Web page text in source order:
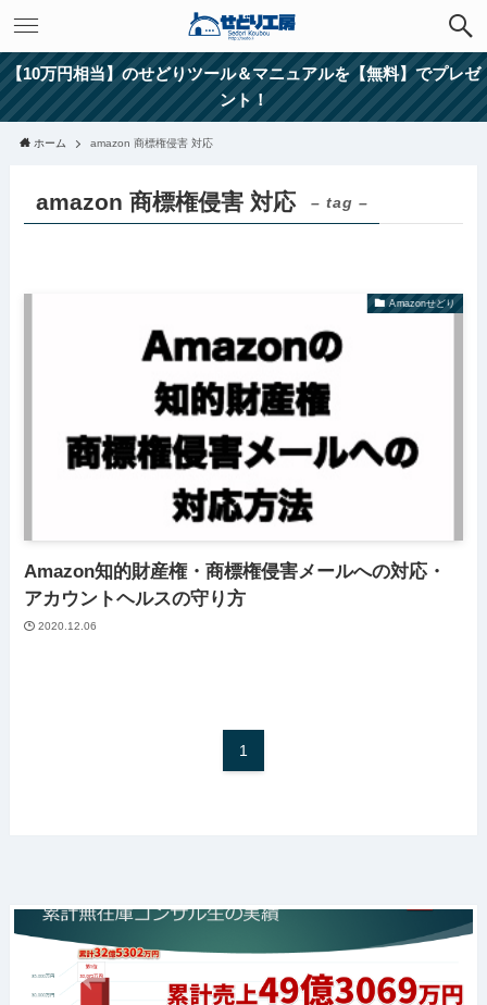
【10万円相当】のせどりツール＆マニュアルを【無料】でプレゼ
ント！
ホーム amazon 商標権侵害 対応
amazon 商標権侵害 対応 – tag –
Amazonせどり
Amazon知的財産権・商標権侵害メールへの対応・
アカウントヘルスの守り方
2020.12.06
1